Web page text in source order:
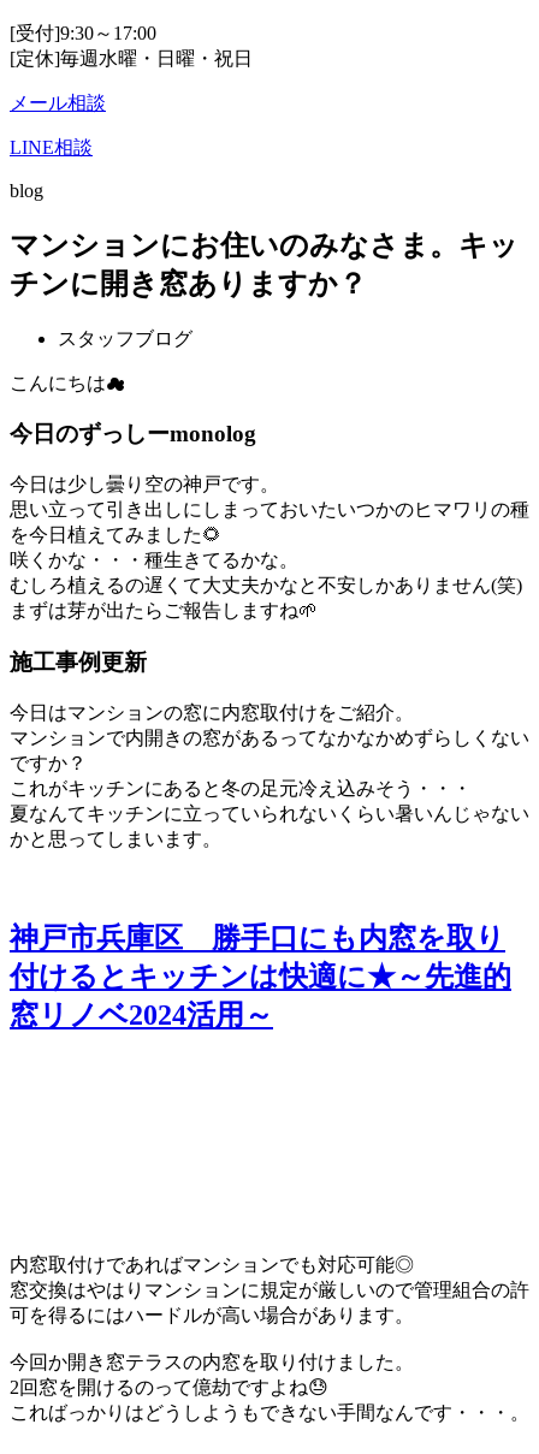
[受付]9:30～17:00
[定休]毎週水曜・日曜・祝日
メール相談
LINE相談
blog
マンションにお住いのみなさま。キッ
チンに開き窓ありますか？
スタッフブログ
こんにちは☁
今日のずっしーmonolog
今日は少し曇り空の神戸です。
思い立って引き出しにしまっておいたいつかのヒマワリの種
を今日植えてみました🌻
咲くかな・・・種生きてるかな。
むしろ植えるの遅くて大丈夫かなと不安しかありません(笑)
まずは芽が出たらご報告しますね🌱
施工事例更新
今日はマンションの窓に内窓取付けをご紹介。
マンションで内開きの窓があるってなかなかめずらしくない
ですか？
これがキッチンにあると冬の足元冷え込みそう・・・
夏なんてキッチンに立っていられないくらい暑いんじゃない
かと思ってしまいます。
神戸市兵庫区 勝手口にも内窓を取り
付けるとキッチンは快適に★～先進的
窓リノベ2024活用～
内窓取付けであればマンションでも対応可能◎
窓交換はやはりマンションに規定が厳しいので管理組合の許
可を得るにはハードルが高い場合があります。
今回か開き窓テラスの内窓を取り付けました。
2回窓を開けるのって億劫ですよね😓
こればっかりはどうしようもできない手間なんです・・・。